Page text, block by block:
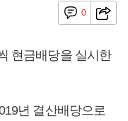
0
현금배당을 실시한
년 결산배당으로